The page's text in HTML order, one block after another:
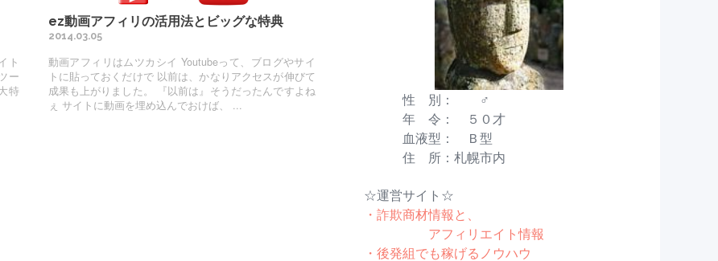
ト
ー
特
ez動画アフィリの活用法とビッグな特典
2014.03.05
動画アフィリはムツカシイ Youtubeって、ブログやサイ
トに貼っておくだけで 以前は、かなりアクセスが伸びて
成果も上がりました。 『以前は』そうだったんですよね
ぇ サイトに動画を埋め込んでおけば、 ...
性 別： ♂
年 令： ５０才
血液型： Ｂ型
住 所：札幌市内
☆運営サイト☆
・詐欺商材情報と、
アフィリエイト情報
・後発組でも稼げるノウハウ